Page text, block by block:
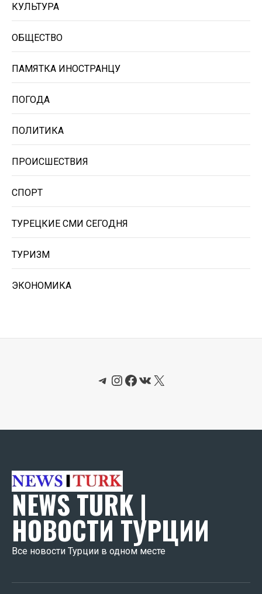
КУЛЬТУРА
ОБЩЕСТВО
ПАМЯТКА ИНОСТРАНЦУ
ПОГОДА
ПОЛИТИКА
ПРОИСШЕСТВИЯ
СПОРТ
ТУРЕЦКИЕ СМИ СЕГОДНЯ
ТУРИЗМ
ЭКОНОМИКА
Telegram
Instagram
Facebook
ВКонтакте
X
NEWS TURK |
НОВОСТИ ТУРЦИИ
Все новости Турции в одном месте